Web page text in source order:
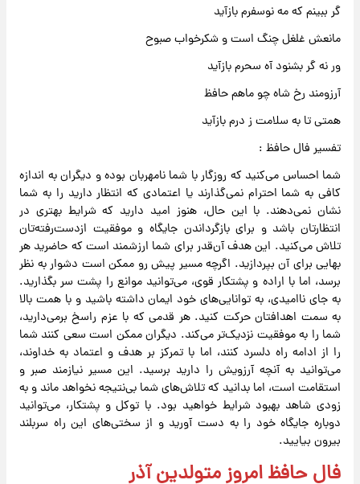
گر ببینم که مه نوسفرم بازآید
مانعش غلغل چنگ است و شکرخواب صبوح
ور نه گر بشنود آه سحرم بازآید
آرزومند رخ شاه چو ماهم حافظ
همتی تا به سلامت ز درم بازآید
تفسیر فال حافظ :
شما احساس می‌کنید که روزگار با شما نامهربان بوده و دیگران به اندازه
کافی به شما احترام نمی‌گذارند یا اعتمادی که انتظار دارید را به شما
نشان نمی‌دهند. با این حال، هنوز امید دارید که شرایط بهتری در
انتظارتان باشد و برای بازگرداندن جایگاه و موفقیت ازدست‌رفته‌تان
تلاش می‌کنید. این هدف آن‌قدر برای شما ارزشمند است که حاضرید هر
بهایی برای آن بپردازید. اگرچه مسیر پیش رو ممکن است دشوار به نظر
برسد، اما با اراده و پشتکار قوی، می‌توانید موانع را پشت سر بگذارید.
به جای ناامیدی، به توانایی‌های خود ایمان داشته باشید و با همت بالا
به سمت اهدافتان حرکت کنید. هر قدمی که با عزم راسخ برمی‌دارید،
شما را به موفقیت نزدیک‌تر می‌کند. دیگران ممکن است سعی کنند شما
را از ادامه راه دلسرد کنند، اما با تمرکز بر هدف و اعتماد به خداوند،
می‌توانید به آنچه آرزویش را دارید برسید. این مسیر نیازمند صبر و
استقامت است، اما بدانید که تلاش‌های شما بی‌نتیجه نخواهد ماند و به
زودی شاهد بهبود شرایط خواهید بود. با توکل و پشتکار، می‌توانید
دوباره جایگاه خود را به دست آورید و از سختی‌های این راه سربلند
بیرون بیایید.
فال حافظ امروز متولدین آذر